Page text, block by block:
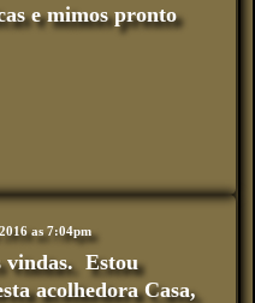
e mimos pronto
as 7:04pm
vindas. Estou
acolhedora Casa,